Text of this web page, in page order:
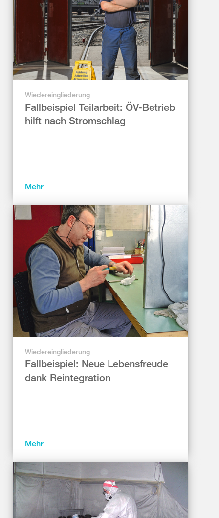
Wiedereingliederung
Fallbeispiel Teilarbeit: ÖV-Betrieb
hilft nach Stromschlag
Mehr
Wiedereingliederung
Fallbeispiel: Neue Lebensfreude
dank Reintegration
Mehr